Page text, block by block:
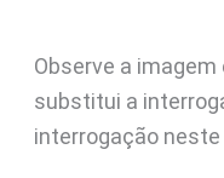
Observe a
substitui a
interrogação